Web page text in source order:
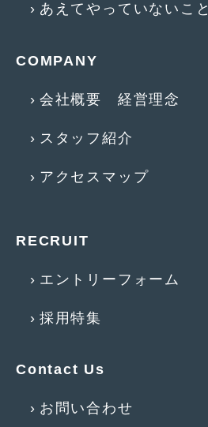
あえてやっていないこと
COMPANY
会社概要 経営理念
スタッフ紹介
アクセスマップ
RECRUIT
エントリーフォーム
採用特集
Contact Us
お問い合わせ